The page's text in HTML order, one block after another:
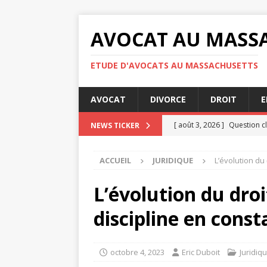
AVOCAT AU
ETUDE D'AVOCATS AU MASSACHUSETTS
AVOCAT DIVORCE DROIT
NEWS TICKER [ août 3, 2026 ] Question
confidentialité
[ juillet 30, 2026 ]
[ août 4, 2026 ] Les
JURIDIQUE
ACCUEIL JURIDIQUE L’évolution
L’évolution du
discipline en
octobre 4, 2023 Eric Duboit